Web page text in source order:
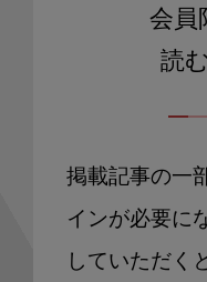
会員
読
掲載記事の一
インが必要に
していただく